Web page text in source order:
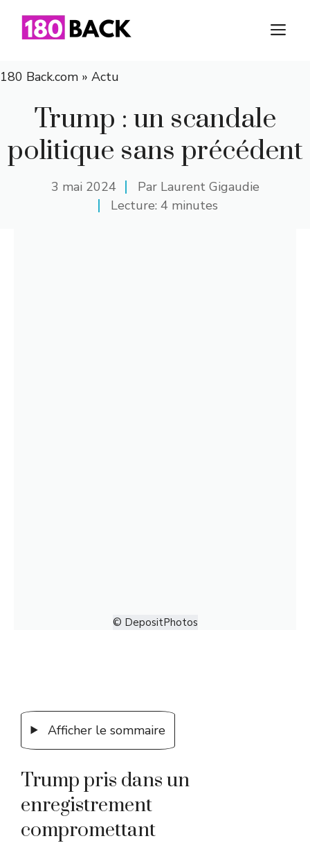
180 Back.com » Actu
Trump : un scandale
politique sans précédent
3 mai 2024 Par Laurent Gigaudie
Lecture: 4 minutes
© DepositPhotos
Afficher le sommaire
Trump pris dans un
enregistrement
compromettant